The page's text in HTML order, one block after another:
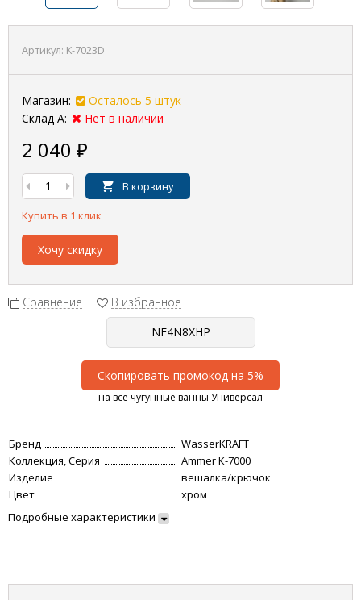
Артикул: K-7023D
Магазин:
Осталось 5 штук
Склад А:
Нет в наличии
2 040 ₽
В корзину
Купить в 1 клик
Хочу скидку
Сравнение В избранное
Скопировать промокод на 5%
на все чугунные ванны Универсал
Бренд
WasserKRAFT
Коллекция, Серия
Ammer К-7000
Изделие
вешалка/крючок
Цвет
хром
Подробные характеристики